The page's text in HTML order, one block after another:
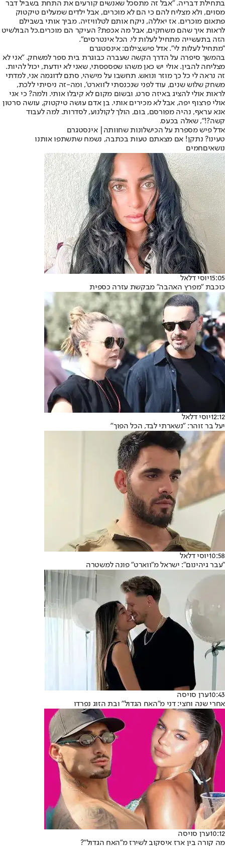
בתחילת דבריה. "אבל זה מתסכל שאנשים קורעים את התחת בשביל דבר
מסוים, ולא מצליח להם כי הם לא מוכרים, אבל ילדים שמעלים טיקטוק
פתאום מוכרים. אז יאללה, ניקח אותם לטלוויזיה. מביך אותי בשבילם
לראות איך שהם משחקים, אבל מה אכפת? העיקר הם מוכרים.כל הבולשיט
הזה בתעשייה מתחיל לעלות לי. הכל אינטרסים".
"מתחיל לעלות לי". אדל פיש,צילום: אינסטגרם
בהמשך סיפרה על הדרך הקשה שעברה כבוגרת בית ספר למשחק. "אני לא
מצליחה להבין. אולי יש כאן משהו שפספסתי, שאני לא יודעת, יכול להיות.
זה נראה לי כל כך מוזר ונואש. תחשבו על מישהי, סתם לדוגמה אני, למדתי
משחק שלוש שנים, עוד לפני שנכנסתי ל'ווארט', ומה-זה ניסיתי ללכת,
לראות אולי להציג באיזה סרט, ובשום מקום לא קיבלו אותי. ולמה? כי אני
אולי פרצוף יפה, אבל לא מכירים אותי. בן אדם עושה טיקטוק, עושה סרטון
אנא עראף, נהיה מפורסם, בום, הולך לקולנוע, לסדרות. למה לעבוד
קשה?!", שאלה בכעס.
אדל פיש מספרת על הכישלונות שחוותה| אינסטגרם
טעינו? נתקן! אם מצאתם טעות בכתבה, נשמח שתשתפו אותנו
נושאיםחמים
15:05יוסי דלאל
כוכבת "מפרץ האהבה" מבקשת עזרה כספית
12:12יוסי דלאל
יעל בר זוהר: "נשארתי לבד, הכל הפוך"
10:58יוסי דלאל
"עבר גיהינום": ישראל מ"ווארט" פונה למשטרה
10:43ערן סויסה
אחרי שנה וחצי: דני מ"האח הגדול" ובת הזוג נפרדו
10:12ערן סויסה
מה קורה בין ארז איסקוב לשירז מ"האח הגדול"?